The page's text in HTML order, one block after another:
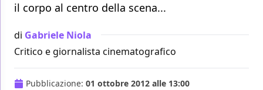
il corpo al centro della scena...
di Gabriele Niola
Critico e giornalista cinematografico
Pubblicazione: 01 ottobre 2012 alle 13:00